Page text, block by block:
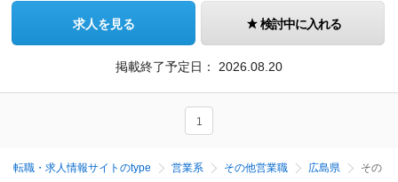
求人を見る 検討中に入れる
掲載終了予定日： 2026.08.20
1
転職・求人情報サイトのtype 営業系 その他営業職 広島県
その